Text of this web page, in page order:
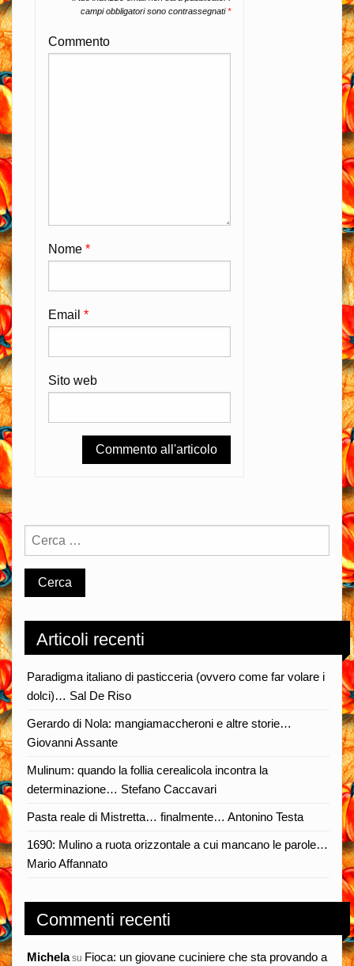
campi obbligatori sono contrassegnati*
Commento
Nome *
Email *
Sito web
Articoli recenti
Paradigma italiano di pasticceria (ovvero come far volare i
dolci)… Sal De Riso
Gerardo di Nola: mangiamaccheroni e altre storie…
Giovanni Assante
Mulinum: quando la follia cerealicola incontra la
determinazione… Stefano Caccavari
Pasta reale di Mistretta… finalmente… Antonino Testa
1690: Mulino a ruota orizzontale a cui mancano le parole…
Mario Affannato
Commenti recenti
Michelasu Fioca: un giovane cuciniere che sta provando a